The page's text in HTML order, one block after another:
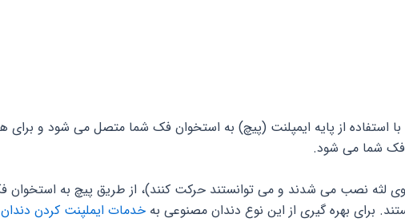
استفاده از پایه ایمپلنت (پیچ) به استخوان فک شما متصل می شود و
فک شما می شود.
لثه نصب می شدند و می توانستند حرکت کنند)، از طریق پیچ به
برای بهره گیری از این نوع دندان مصنوعی به خدمات ایملپنت کردن دندان